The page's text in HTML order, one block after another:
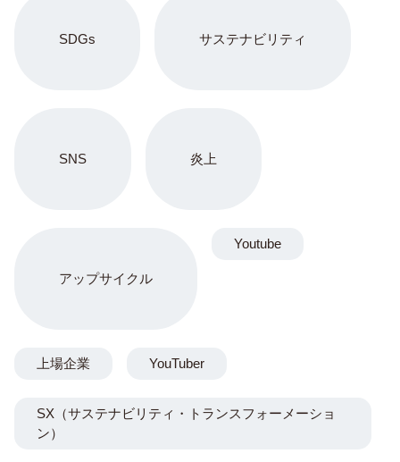
SDGs サステナビリティ
SNS 炎上
アップサイクル
Youtube
上場企業 YouTuber
SX（サステナビリティ・トランスフォーメーショ
ン）